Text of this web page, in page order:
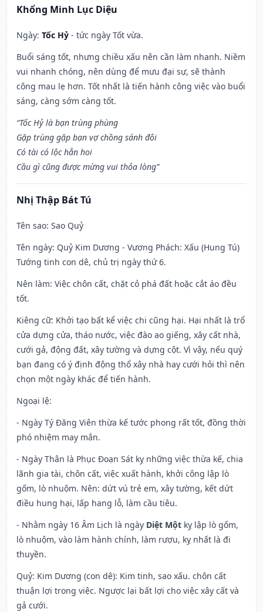
Khổng Minh Lục Diệu
Ngày: Tốc Hỷ - tức ngày Tốt vừa.
Buổi sáng tốt, nhưng chiều xấu nên cần làm nhanh. Niềm
vui nhanh chóng, nên dùng để mưu đại sự, sẽ thành
công mau lẹ hơn. Tốt nhất là tiến hành công việc vào buổi
sáng, càng sớm càng tốt.
“Tốc Hỷ là bạn trùng phùng
Gặp trùng gặp bạn vợ chồng sánh đôi
Có tài có lộc hẳn hoi
Cầu gì cũng được mừng vui thỏa lòng”
Nhị Thập Bát Tú
Tên sao: Sao Quỷ
Tên ngày: Quỷ Kim Dương - Vương Phách: Xấu (Hung Tú)
Tướng tinh con dê, chủ trị ngày thứ 6.
Nên làm: Việc chôn cất, chặt cỏ phá đất hoặc cắt áo đều
tốt.
Kiêng cữ: Khởi tạo bất kể việc chi cũng hại. Hại nhất là trổ
cửa dựng cửa, tháo nước, việc đào ao giếng, xây cất nhà,
cưới gả, động đất, xây tường và dựng cột. Vì vậy, nếu quý
bạn đang có ý định động thổ xây nhà hay cưới hỏi thì nên
chọn một ngày khác để tiến hành.
Ngoại lệ:
- Ngày Tý Đăng Viên thừa kế tước phong rất tốt, đồng thời
phó nhiệm may mắn.
- Ngày Thân là Phục Đoạn Sát kỵ những việc thừa kế, chia
lãnh gia tài, chôn cất, việc xuất hành, khởi công lập lò
gốm, lò nhuộm. Nên: dứt vú trẻ em, xây tường, kết dứt
điều hung hại, lấp hang lỗ, làm cầu tiêu.
- Nhằm ngày 16 Âm Lịch là ngày Diệt Một kỵ lập lò gốm,
lò nhuộm, vào làm hành chính, làm rượu, kỵ nhất là đi
thuyền.
Quỷ: Kim Dương (con dê): Kim tinh, sao xấu. chôn cất
thuận lợi trong việc. Ngược lại bất lợi cho việc xây cất và
gả cưới.